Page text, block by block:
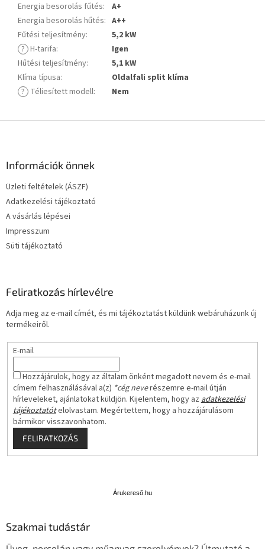
Energia besorolás fűtés:
A+
Energia besorolás hűtés: A++
Fűtési teljesítmény:
5,2 kW
? H-tarifa:
Igen
Hűtési teljesítmény:
5,1 kW
Klíma típusa:
Oldalfali split klíma
? Téliesített modell: Nem
Információk önnek
Üzleti feltételek (ÁSZF)
Adatkezelési tájékoztató
A vásárlás lépései
Impresszum
Süti tájékoztató
Feliratkozás hírlevélre
Adja meg az e-mail címét, és mi tájékoztatást küldünk webáruházunk új
termékeiről.
E-mail
Hozzájárulok, hogy az általam önként megadott nevem és e-mail
címem felhasználásával a(z) *cég neverészemre e-mail útján
hírleveleket, ajánlatokat küldjön. Kijelentem, hogy azadatkezelési
tájékoztatótelolvastam. Megértettem, hogy a hozzájárulásom
bármikor visszavonhatom.
FELIRATKOZÁS
Árukereső.hu
Szakmai tudástár